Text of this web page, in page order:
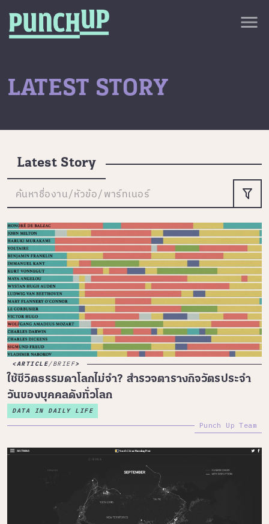
Skip to content
menu
close
Service
Project
ลับด้านบน
LATEST STORY
Latest Story
ARTICLE/BRIEF
ใช้ชีวิตธรรมดาโลกไม่จำ? สำรวจตารางกิจวัตรประจำ
วันของบุคคลดังทั่วโลก
DATA IN DAILY LIFE
Punch Up Team
ค้นหาชื่องาน/หัวข้อ/พาร์ทเนอร์